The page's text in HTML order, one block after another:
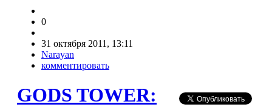
0
31 октября 2011, 13:11
Narayan
комментировать
GODS TOWER: